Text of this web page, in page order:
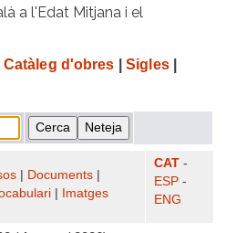
a l'Edat Mitjana i el
Catàleg d'obres Sigles|
Documents
Imatges
CAT -
ESP -
ENG